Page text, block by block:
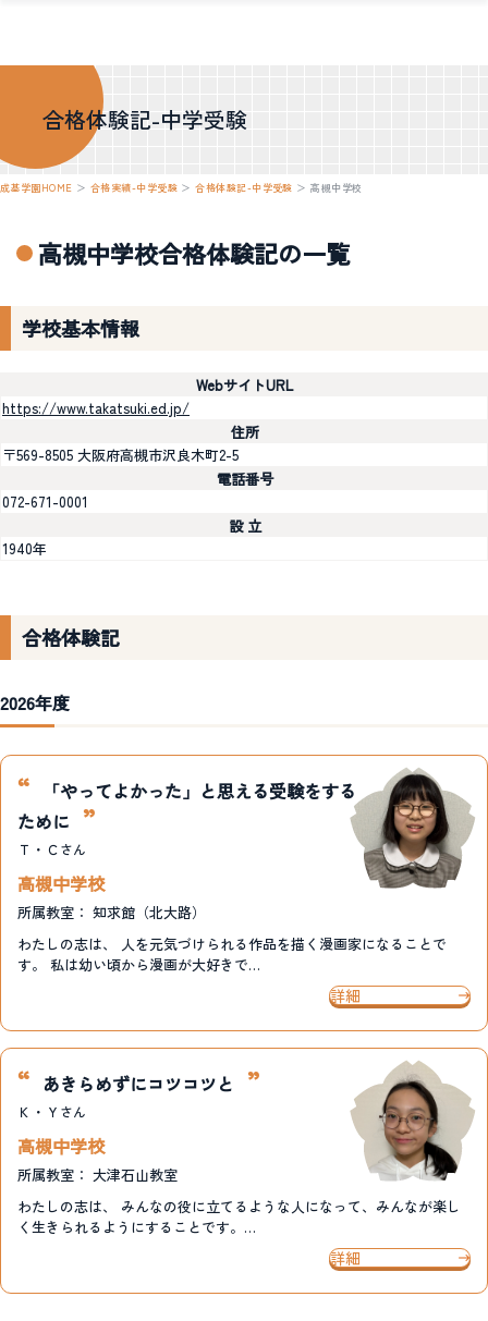
合格体験記-中学受験
成基学園HOME ＞ 合格実績-中学受験 ＞合格体験記-中学受験 ＞高槻中学校
高槻中学校合格体験記の一覧
学校基本情報
WebサイトURL
https://www.takatsuki.ed.jp/
住所
〒569-8505 大阪府高槻市沢良木町2-5
電話番号
072-671-0001
設 立
1940年
合格体験記
2026年度
「やってよかった」と思える受験をする
ために
Ｔ・Ｃさん
高槻中学校
所属教室： 知求館（北大路）
わたしの志は、 人を元気づけられる作品を描く漫画家になることで
す。 私は幼い頃から漫画が大好きで…
詳細
あきらめずにコツコツと
Ｋ・Ｙ さん
高槻中学校
所属教室： 大津石山教室
わたしの志は、 みんなの役に立てるような人になって、みんなが楽し
く生きられるようにすることです。…
詳細